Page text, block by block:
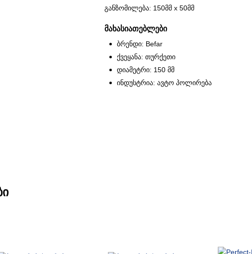
განზომილება: 150მმ x 50მმ
მახასიათებლები
ბრენდი: Befar
ქვეყანა: თურქეთი
დიამეტრი: 150 მმ
ინდუსტრია: ავტო პოლირება